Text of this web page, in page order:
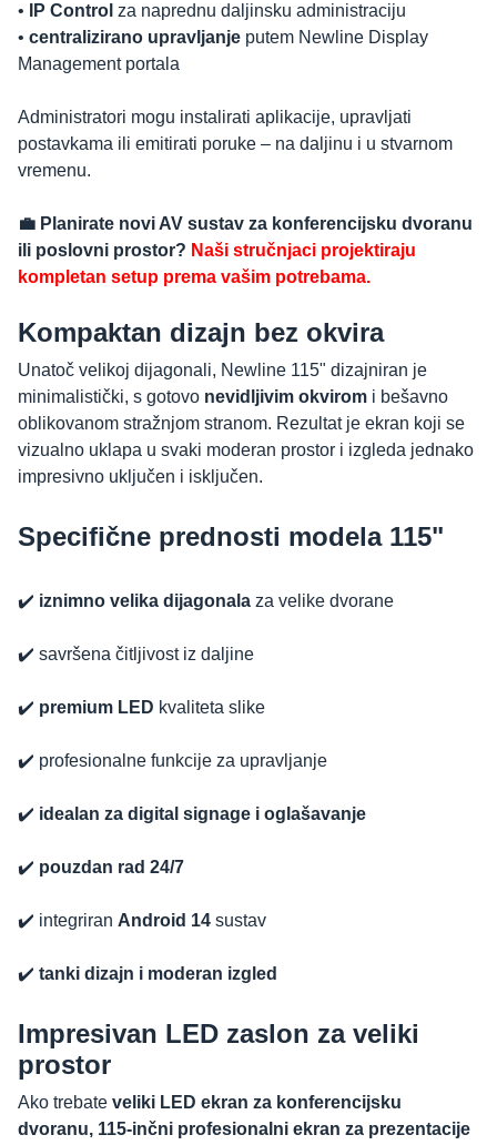
•
IP Control za naprednu daljinsku administraciju
• centralizirano upravljanje putem Newline Display
Management portala
Administratori mogu instalirati aplikacije, upravljati
postavkama ili emitirati poruke – na daljinu i u stvarnom
vremenu.
💼 Planirate novi AV sustav za konferencijsku dvoranu
ili poslovni prostor? Naši stručnjaci projektiraju
kompletan setup prema vašim potrebama.
Kompaktan dizajn bez okvira
Unatoč velikoj dijagonali, Newline 115" dizajniran je
minimalistički, s gotovo nevidljivim okvirom i bešavno
oblikovanom stražnjom stranom. Rezultat je ekran koji se
vizualno uklapa u svaki moderan prostor i izgleda jednako
impresivno uključen i isključen.
Specifične prednosti modela 115"
✔️ iznimno velika dijagonala za velike dvorane
✔️ savršena čitljivost iz daljine
✔️ premium LED kvaliteta slike
✔️ profesionalne funkcije za upravljanje
✔️ idealan za digital signage i oglašavanje
✔️ pouzdan rad 24/7
✔️ integriran Android 14 sustav
✔️ tanki dizajn i moderan izgled
Impresivan LED zaslon za veliki
prostor
Ako trebate veliki LED ekran za konferencijsku
dvoranu, 115-inčni profesionalni ekran za prezentacije